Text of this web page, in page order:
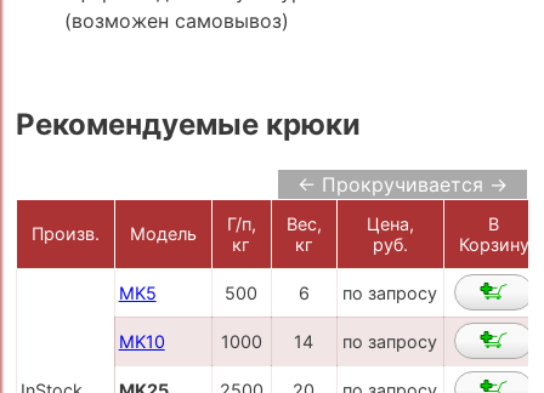
(возможен самовывоз)
Рекомендуемые крюки
← Прокручивается →
Произв. Модель
Г/п,
кг
Вес,
кг
Цена,
руб.
В
Корзину
MK5 500 6 по запросу
MK10 1000 14 по запросу